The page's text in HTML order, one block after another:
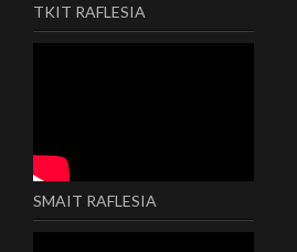
TKIT RAFLESIA
SMAIT RAFLESIA